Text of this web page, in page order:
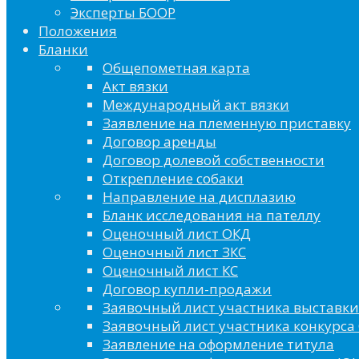
Эксперты БООР
Положения
Бланки
Общепометная карта
Акт вязки
Международный акт вязки
Заявление на племенную приставку
Договор аренды
Договор долевой собственности
Открепление собаки
Направление на дисплазию
Бланк исследования на пателлу
Оценочный лист ОКД
Оценочный лист ЗКС
Оценочный лист КС
Договор купли-продажи
Заявочный лист участника выставки
Заявочный лист участника конкурса
Заявление на оформление титула